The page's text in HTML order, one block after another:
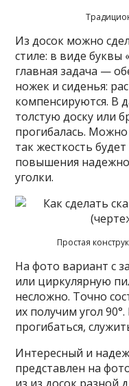
Из досок можно
стиле: в виде буквы
главная задача —
ножек и сиденья:
компенсируются. В
толстую доску или
прогибалась. Можно
так жесткость
повышения
уголки.
Простая
На фото вариант с
или циркулярную
несложно. Точно
их получим угол
прогибаться,
Интересный и
представлен на